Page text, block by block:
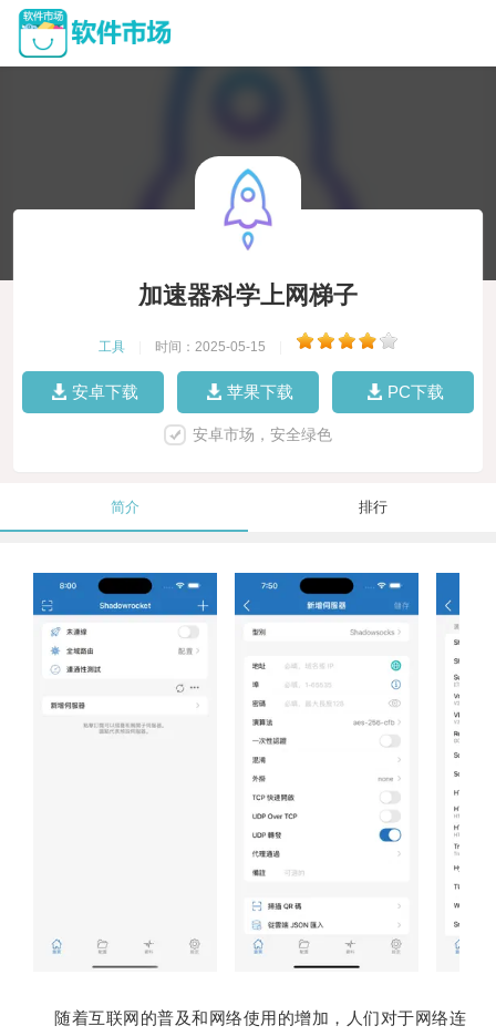
加速器科学上网梯子
工具 时间：2025-05-15
安卓下载 苹果下载 PC下载
安卓市场，安全绿色
简介 排行
随着互联网的普及和网络使用的增加，人们对于网络连